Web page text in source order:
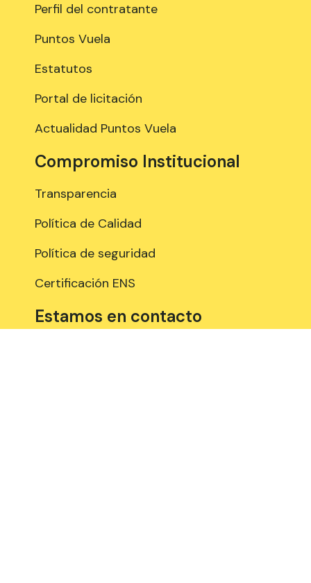
Perfil del contratante
Puntos Vuela
Estatutos
Portal de licitación
Actualidad Puntos Vuela
Compromiso Institucional
Transparencia
Política de Calidad
Política de seguridad
Certificación ENS
Estamos en contacto